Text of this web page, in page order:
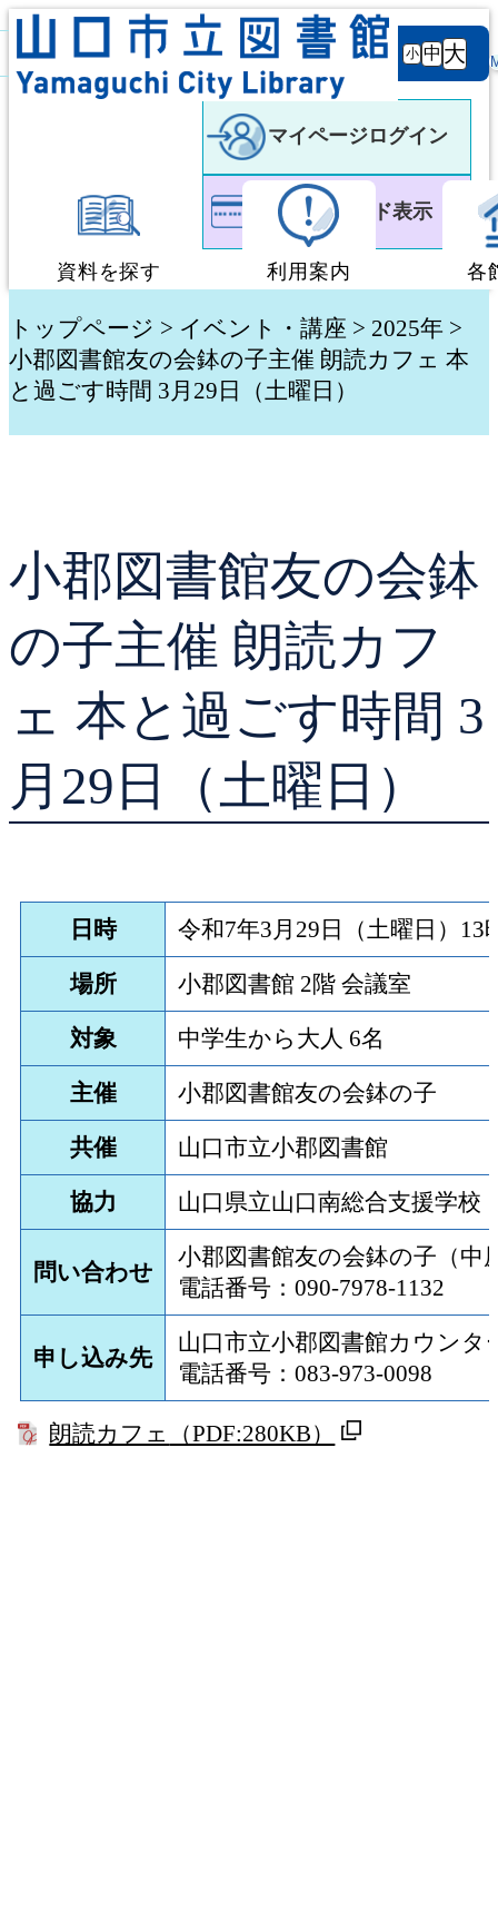
背景
白 黒
文字サ
イズ
小 中 大
マイページログイン
利用者カード表示
資料を探す
蔵書検索・予約
新着資料検索
予約ランキング
利用案内
図書館利用案内
移動図書館「ぶっく
ブックスタート体験
レファレンスサービ
好きなおはなしの
各
トップページ > イベント・講座 > 2025年 >
小郡図書館友の会鉢の子主催 朗読カフェ 本
と過ごす時間 3月29日（土曜日）
小郡図書館友の会鉢
の子主催 朗読カフ
ェ 本と過ごす時間 3
月29日（土曜日）
日時 令和7年3月29日（土曜日）13
場所 小郡図書館 2階 会議室
対象 中学生から大人 6名
主催 小郡図書館友の会鉢の子
共催 山口市立小郡図書館
協力 山口県立山口南総合支援学校
問い合わせ
小郡図書館友の会鉢の子（中
電話番号：090-7978-1132
申し込み先
山口市立小郡図書館カウンタ
電話番号：083-973-0098
朗読カフェ （PDF:280KB）